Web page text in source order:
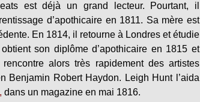
est déjà un grand lecteur. Pourtant, il
d’apothicaire en 1811. Sa mère est
En 1814, il retourne à Londres et étudie
son diplôme d’apothicaire en 1815 et
alors très rapidement des artistes
Benjamin Robert Haydon. Leigh Hunt l’aida
, dans un magazine en mai 1816.